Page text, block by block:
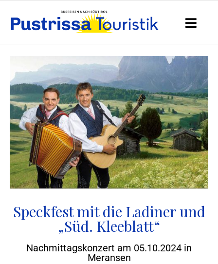
Speckfest mit die Ladiner und
„Süd. Kleeblatt“
Nachmittagskonzert am 05.10.2024 in
Meransen